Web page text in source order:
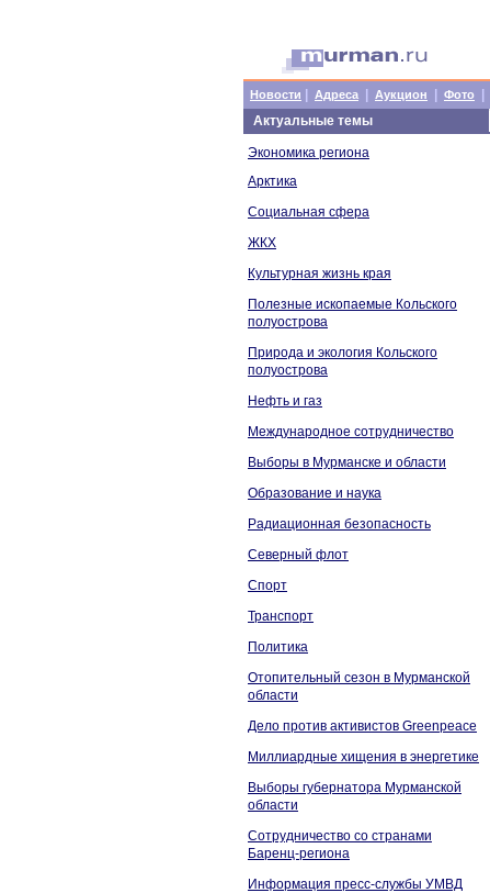
Новости Адреса Аукцион Фото
Актуальные темы
Экономика региона
Арктика
Социальная сфера
ЖКХ
Культурная жизнь края
Полезные ископаемые Кольского
полуострова
Природа и экология Кольского
полуострова
Нефть и газ
Международное сотрудничество
Выборы в Мурманске и области
Образование и наука
Радиационная безопасность
Северный флот
Спорт
Транспорт
Политика
Отопительный сезон в Мурманской
области
Дело против активистов Greenpeace
Миллиардные хищения в энергетике
Выборы губернатора Мурманской
области
Сотрудничество со странами
Баренц-региона
Информация пресс-службы УМВД